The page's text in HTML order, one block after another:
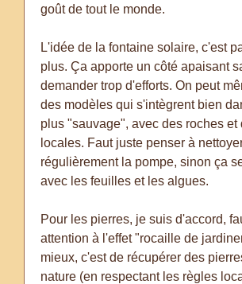
goût de tout le monde.
L'idée de la fontaine solaire, c'est
plus. Ça apporte un côté apaisant
demander trop d'efforts. On peut
des modèles qui s'intègrent bien
plus "sauvage", avec des roches et
locales. Faut juste penser à
régulièrement la pompe, sinon ça
avec les feuilles et les algues.
Pour les pierres, je suis d'accord,
attention à l'effet "rocaille de
mieux, c'est de récupérer des
nature (en respectant les règles